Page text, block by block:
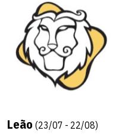
Leão (23/07 - 22/08)